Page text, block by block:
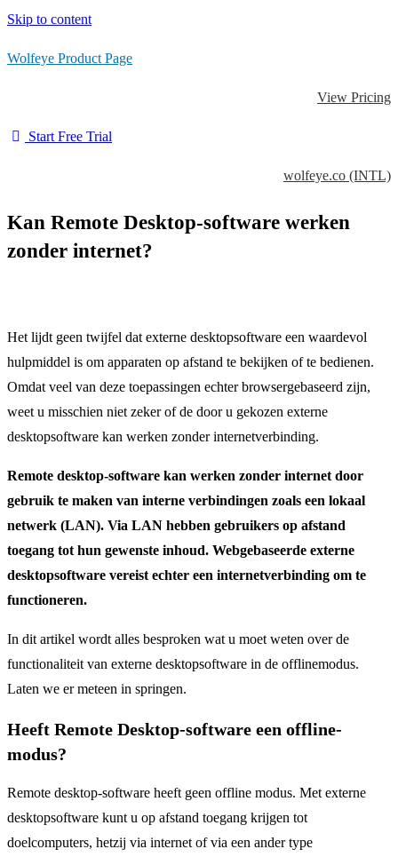
Skip to content
Wolfeye Product Page
View Pricing
Start Free Trial
wolfeye.co (INTL)
Kan Remote Desktop-software werken
zonder internet?
Het lijdt geen twijfel dat externe desktopsoftware een waardevol
hulpmiddel is om apparaten op afstand te bekijken of te bedienen.
Omdat veel van deze toepassingen echter browsergebaseerd zijn,
weet u misschien niet zeker of de door u gekozen externe
desktopsoftware kan werken zonder internetverbinding.
Remote desktop-software kan werken zonder internet door
gebruik te maken van interne verbindingen zoals een lokaal
netwerk (LAN). Via LAN hebben gebruikers op afstand
toegang tot hun gewenste inhoud. Webgebaseerde externe
desktopsoftware vereist echter een internetverbinding om te
functioneren.
In dit artikel wordt alles besproken wat u moet weten over de
functionaliteit van externe desktopsoftware in de offlinemodus.
Laten we er meteen in springen.
Heeft Remote Desktop-software een offline-
modus?
Remote desktop-software heeft geen offline modus. Met externe
desktopsoftware kunt u op afstand toegang krijgen tot
doelcomputers, hetzij via internet of via een ander type